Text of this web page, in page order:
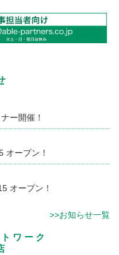
ー開催！
オープン！
オープン！
>>お知らせ一覧
ワーク